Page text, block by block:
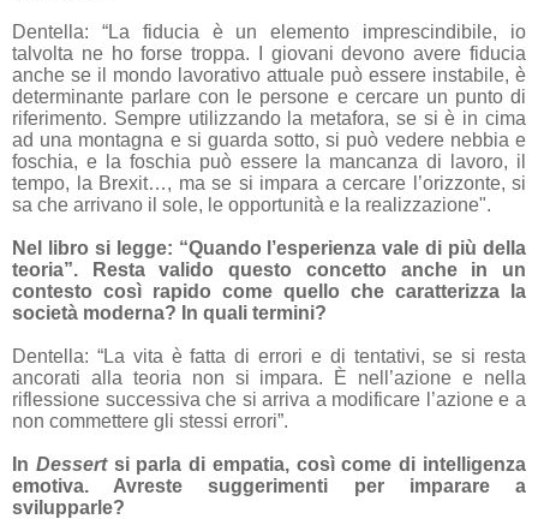
Dentella: “La fiducia è un elemento imprescindibile, io
talvolta ne ho forse troppa. I giovani devono avere fiducia
anche se il mondo lavorativo attuale può essere instabile, è
determinante parlare con le persone e cercare un punto di
riferimento. Sempre utilizzando la metafora, se si è in cima
ad una montagna e si guarda sotto, si può vedere nebbia e
foschia, e la foschia può essere la mancanza di lavoro, il
tempo, la Brexit…, ma se si impara a cercare l’orizzonte, si
sa che arrivano il sole, le opportunità e la realizzazione".
Nel libro si legge: “Quando l’esperienza vale di più della
teoria”. Resta valido questo concetto anche in un
contesto così rapido come quello che caratterizza la
società moderna? In quali termini?
Dentella: “La vita è fatta di errori e di tentativi, se si resta
ancorati alla teoria non si impara. È nell’azione e nella
riflessione successiva che si arriva a modificare l’azione e a
non commettere gli stessi errori”.
In Dessertsi parla di empatia, così come di intelligenza
emotiva. Avreste suggerimenti per imparare a
svilupparle?